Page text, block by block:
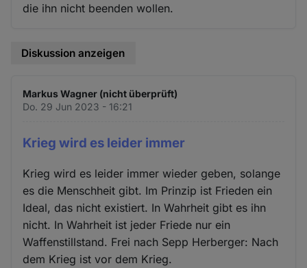
die ihn nicht beenden wollen.
Diskussion anzeigen
Markus Wagner (nicht überprüft)
Do. 29 Jun 2023 - 16:21
Krieg wird es leider immer
Krieg wird es leider immer wieder geben, solange
es die Menschheit gibt. Im Prinzip ist Frieden ein
Ideal, das nicht existiert. In Wahrheit gibt es ihn
nicht. In Wahrheit ist jeder Friede nur ein
Waffenstillstand. Frei nach Sepp Herberger: Nach
dem Krieg ist vor dem Krieg.